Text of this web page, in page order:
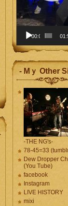
00:00
- Mｙ Other
-THE NG's-
78-45=33
Dew Dropper
(You Tube)
facebook
Instagram
LIVE HISTORY
mixi